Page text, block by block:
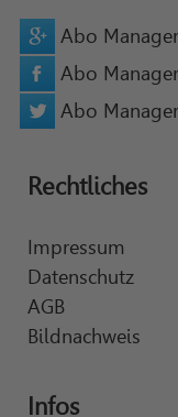
Abo
Abo
Abo
Rechtliches
Impressum
Datenschutz
AGB
Bildnachweis
Infos